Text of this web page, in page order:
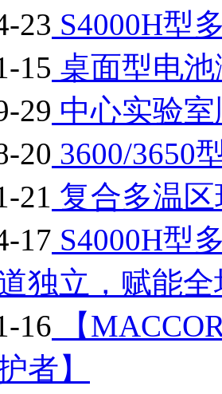
23 S4000H型
15 桌面型电
29 中心实验
20 3600/3650
21 复合多温
17 S4000H型
独立，赋能
16 【
者】